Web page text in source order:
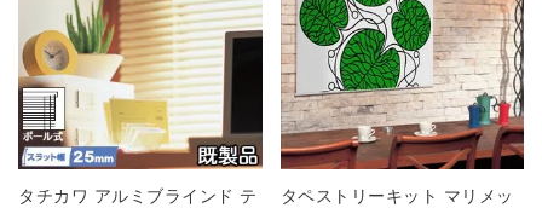
タチカワ アルミブラインド テ
タペストリーキット マリメッ